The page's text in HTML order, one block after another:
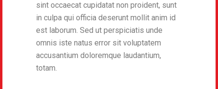
sint occaecat cupidatat non proident, sunt
in culpa qui officia deserunt mollit anim id
est laborum. Sed ut perspiciatis unde
omnis iste natus error sit voluptatem
accusantium doloremque laudantium,
totam.